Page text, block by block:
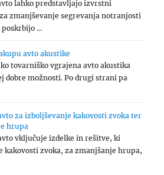
lahko predstavljajo izvrstni
zmanjševanje segrevanja notranjosti
poskrbijo …
avto akustike
tovarniško vgrajena avto akustika
dobre možnosti. Po drugi strani pa
za izboljševanje kakovosti zvoka ter
hrupa
vključuje izdelke in rešitve, ki
kakovosti zvoka, za zmanjšanje hrupa,